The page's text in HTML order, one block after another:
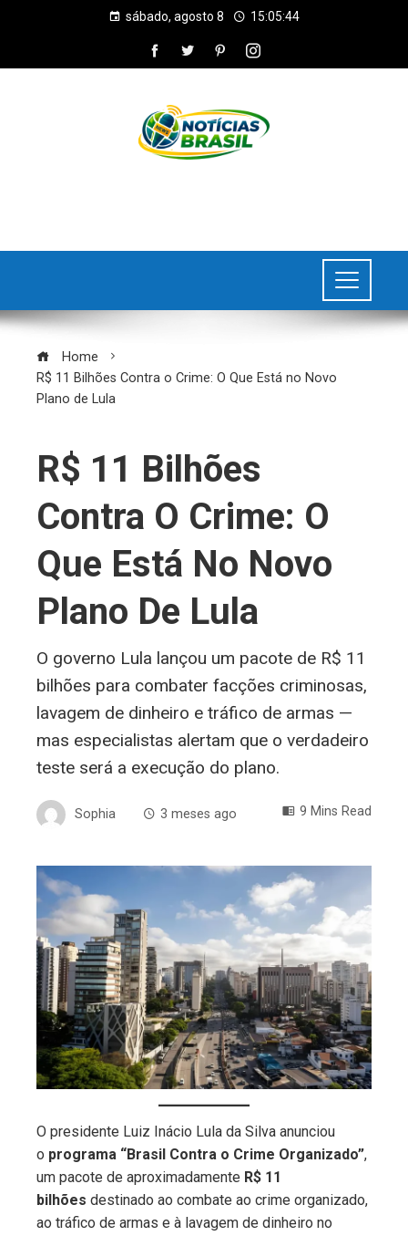
sábado, agosto 8 15:05:45
Home
R$ 11 Bilhões Contra o Crime: O Que Está no Novo
Plano de Lula
R$ 11 Bilhões
Contra O Crime: O
Que Está No Novo
Plano De Lula
O governo Lula lançou um pacote de R$ 11
bilhões para combater facções criminosas,
lavagem de dinheiro e tráfico de armas —
mas especialistas alertam que o verdadeiro
teste será a execução do plano.
Sophia 3 meses ago 9 Mins Read
O presidente Luiz Inácio Lula da Silva anunciou
o programa “Brasil Contra o Crime Organizado”,
um pacote de aproximadamente R$ 11
bilhões destinado ao combate ao crime organizado,
ao tráfico de armas e à lavagem de dinheiro no